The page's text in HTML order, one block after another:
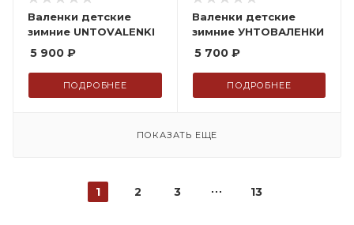
Валенки детские
зимние UNTOVALENKI
5 900 ₽
ПОДРОБНЕЕ
Валенки детские
зимние УНТОВАЛЕНКИ
5 700₽
ПОДРОБНЕЕ
ПОКАЗАТЬ ЕЩЕ
1 2 3 13